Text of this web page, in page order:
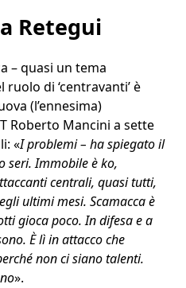
Retegui
– quasi un tema
di ‘centravanti’ è
(l’ennesima)
Roberto Mancini a sette
«I problemi – ha spiegato il
seri. Immobile è ko,
centrali, quasi tutti,
ultimi mesi. Scamacca è
gioca poco. In difesa e a
È lì in attacco che
non ci siano talenti.
».